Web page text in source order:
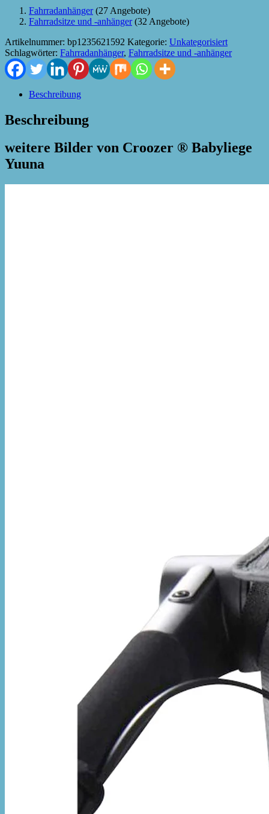
Fahrradanhänger(27 Angebote)
Fahrradsitze und -anhänger(32 Angebote)
Artikelnummer: bp1235621592 Kategorie: Unkategorisiert
Schlagwörter: Fahrradanhänger, Fahrradsitze und -anhänger
Beschreibung
Beschreibung
weitere Bilder von Croozer ® Babyliege
Yuuna